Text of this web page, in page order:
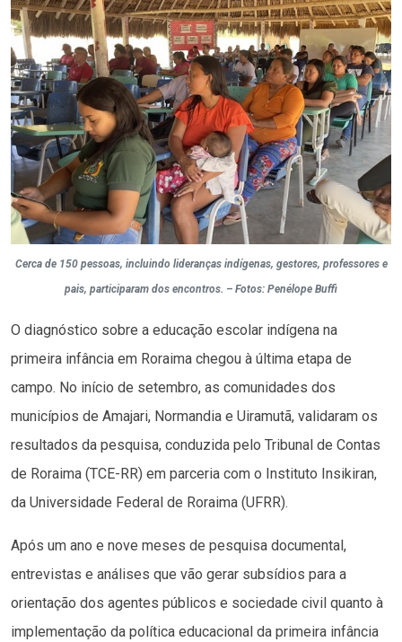
Cerca de 150 pessoas, incluindo lideranças indígenas, gestores, professores e
pais, participaram dos encontros. – Fotos: Penélope Buffi
O diagnóstico sobre a educação escolar indígena na
primeira infância em Roraima chegou à última etapa de
campo. No início de setembro, as comunidades dos
municípios de Amajari, Normandia e Uiramutã, validaram os
resultados da pesquisa, conduzida pelo Tribunal de Contas
de Roraima (TCE-RR) em parceria com o Instituto Insikiran,
da Universidade Federal de Roraima (UFRR).
Após um ano e nove meses de pesquisa documental,
entrevistas e análises que vão gerar subsídios para a
orientação dos agentes públicos e sociedade civil quanto à
implementação da política educacional da primeira infância